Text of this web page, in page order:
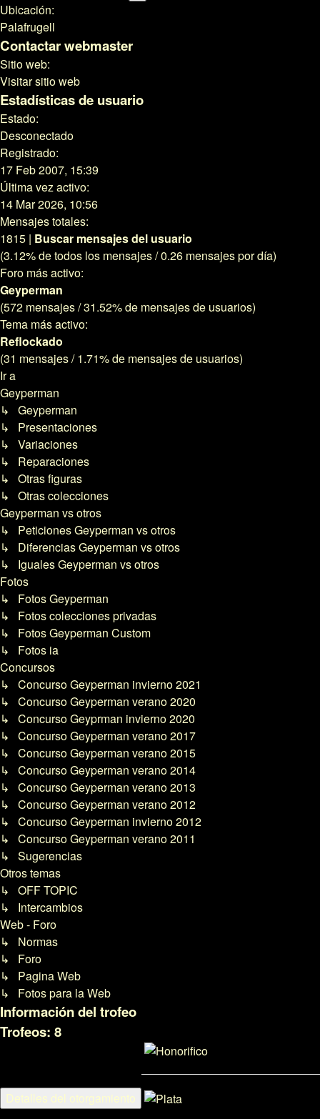
Ubicación:
Palafrugell
Contactar webmaster
Sitio web:
Visitar sitio web
Estadísticas de usuario
Estado:
Desconectado
Registrado:
17 Feb 2007, 15:39
Última vez activo:
14 Mar 2026, 10:56
Mensajes totales:
1815 | Buscar mensajes del usuario
(3.12% de todos los mensajes / 0.26 mensajes por día)
Foro más activo:
Geyperman
(572 mensajes / 31.52% de mensajes de usuarios)
Tema más activo:
Reflockado
(31 mensajes / 1.71% de mensajes de usuarios)
Ir a
Geyperman
↳ Geyperman
↳ Presentaciones
↳ Variaciones
↳ Reparaciones
↳ Otras figuras
↳ Otras colecciones
Geyperman vs otros
↳ Peticiones Geyperman vs otros
↳ Diferencias Geyperman vs otros
↳ Iguales Geyperman vs otros
Fotos
↳ Fotos Geyperman
↳ Fotos colecciones privadas
↳ Fotos Geyperman Custom
↳ Fotos ia
Concursos
↳ Concurso Geyperman invierno 2021
↳ Concurso Geyperman verano 2020
↳ Concurso Geyprman invierno 2020
↳ Concurso Geyperman verano 2017
↳ Concurso Geyperman verano 2015
↳ Concurso Geyperman verano 2014
↳ Concurso Geyperman verano 2013
↳ Concurso Geyperman verano 2012
↳ Concurso Geyperman invierno 2012
↳ Concurso Geyperman verano 2011
↳ Sugerencias
Otros temas
↳ OFF TOPIC
↳ Intercambios
Web - Foro
↳ Normas
↳ Foro
↳ Pagina Web
↳ Fotos para la Web
Información del trofeo
Trofeos: 8